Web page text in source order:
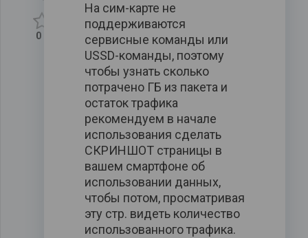
0
На сим-карте не
поддерживаются
сервисные команды или
USSD-команды, поэтому
чтобы узнать сколько
потрачено ГБ из пакета и
остаток трафика
рекомендуем в начале
использования сделать
СКРИНШОТ страницы в
вашем смартфоне об
использовании данных,
чтобы потом, просматривая
эту стр. видеть количество
использованного трафика.